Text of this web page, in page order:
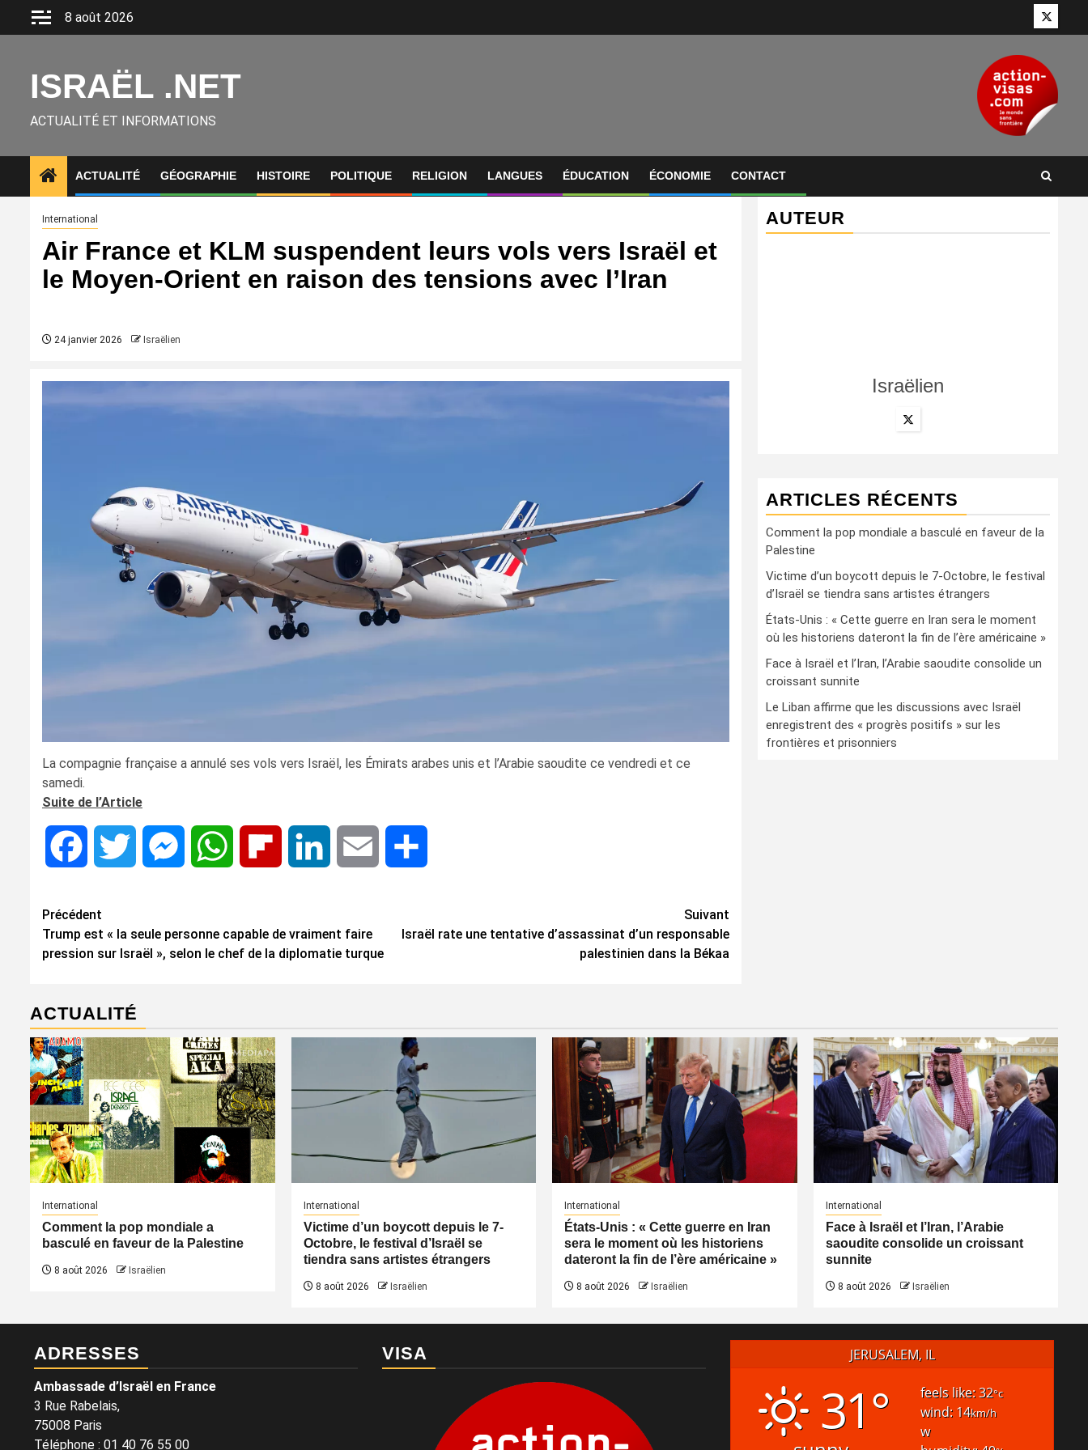
8 août 2026 Twitter
ISRAËL .NET
ACTUALITÉ ET INFORMATIONS
ACTUALITÉ GÉOGRAPHIE HISTOIRE POLITIQUE RELIGION LANGUES ÉDUCATION ÉCONOMIE CONTACT
International
Air France et KLM suspendent leurs vols vers Israël et
le Moyen‑Orient en raison des tensions avec l’Iran
24 janvier 2026 Israëlien
La compagnie française a annulé ses vols vers Israël, les Émirats arabes unis et l’Arabie saoudite ce vendredi et ce
samedi.
Suite de l’Article
Facebook Twitter MessengerWhatsApp Flipboard LinkedIn Email
Navigation
d’article
Précédent
Trump est « la seule personne capable de vraiment faire
pression sur Israël », selon le chef de la diplomatie turque
Suivant
Israël rate une tentative d’assassinat d’un responsable
palestinien dans la Békaa
AUTEUR
Israëlien
ARTICLES RÉCENTS
Comment la pop mondiale a basculé en faveur de la
Palestine
Victime d’un boycott depuis le 7-Octobre, le festival
d’Israël se tiendra sans artistes étrangers
États-Unis : « Cette guerre en Iran sera le moment
où les historiens dateront la fin de l’ère américaine »
Face à Israël et l’Iran, l’Arabie saoudite consolide un
croissant sunnite
Le Liban affirme que les discussions avec Israël
enregistrent des « progrès positifs » sur les
frontières et prisonniers
ACTUALITÉ
International
Comment la pop mondiale a
basculé en faveur de la Palestine
8 août 2026 Israëlien
International
Victime d’un boycott depuis le 7-
Octobre, le festival d’Israël se
tiendra sans artistes étrangers
8 août 2026 Israëlien
International
États-Unis : « Cette guerre en Iran
sera le moment où les historiens
dateront la fin de l’ère américaine »
8 août 2026 Israëlien
International
Face à Israël et l’Iran, l’Arabie
saoudite consolide un croissant
sunnite
8 août 2026 Israëlien
ADRESSES
Ambassade d’Israël en France
3 Rue Rabelais,
75008 Paris
Téléphone : 01 40 76 55 00
VISA JERUSALEM, IL
31° feels like: 32°c
wind: 14km/h
w